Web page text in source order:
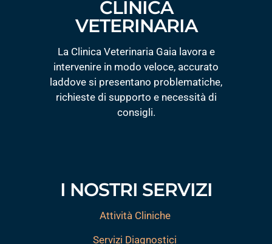
CLINICA
VETERINARIA
La Clinica Veterinaria Gaia lavora e
intervenire in modo veloce, accurato
laddove si presentano problematiche,
richieste di supporto e necessità di
consigli.
I NOSTRI SERVIZI
Attività Cliniche
Servizi Diagnostici